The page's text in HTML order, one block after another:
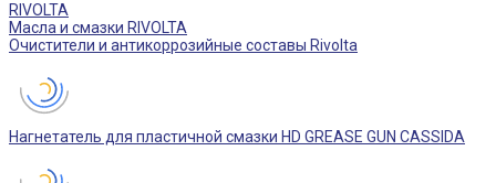
RIVOLTA
Масла и смазки RIVOLTA
Очистители и антикоррозийные составы Rivolta
Нагнетатель для пластичной смазки HD GREASE GUN CASSIDA